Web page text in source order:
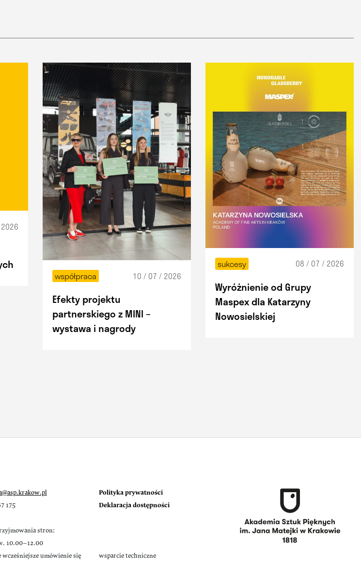
współpraca 10 / 07 / 2026
Efekty projektu
partnerskiego z MINI –
wystawa i nagrody
sukcesy 08 / 07 / 2026
Wyróżnienie od Grupy
Maspex dla Katarzyny
Nowosielskiej
175
stron:
10.00–12.00
wcześniejsze umówienie się
Polityka prywatności
Deklaracja dostępności
wsparcie techniczne